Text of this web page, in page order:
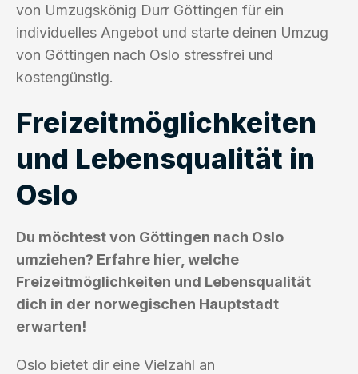
von Umzugskönig Durr Göttingen für ein
individuelles Angebot und starte deinen Umzug
von Göttingen nach Oslo stressfrei und
kostengünstig.
Freizeitmöglichkeiten
und Lebensqualität in
Oslo
Du möchtest von Göttingen nach Oslo
umziehen? Erfahre hier, welche
Freizeitmöglichkeiten und Lebensqualität
dich in der norwegischen Hauptstadt
erwarten!
Oslo bietet dir eine Vielzahl an